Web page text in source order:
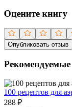
Оцените книгу
Опубликовать отзыв
Рекомендуемые
100 рецептов для
288 ₽